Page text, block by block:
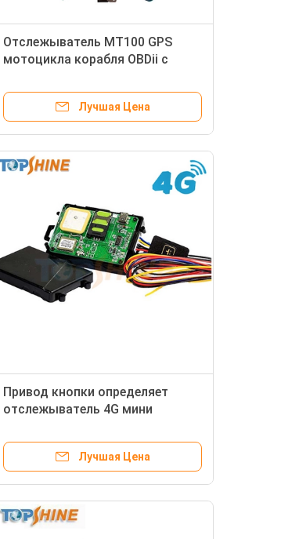
Отслежыватель MT100 GPS
мотоцикла корабля OBDii с
Лучшая Цена
Привод кнопки определяет
отслежыватель 4G мини
топлива
Лучшая Цена